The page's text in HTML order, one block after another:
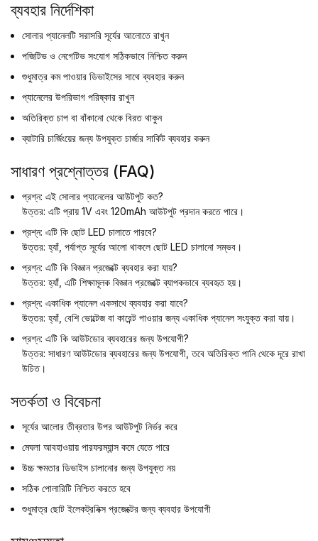
ব্যবহার নির্দেশিকা
সোলার প্যানেলটি সরাসরি সূর্যের আলোতে রাখুন
পজিটিভ ও নেগেটিভ সংযোগ সঠিকভাবে নিশ্চিত করুন
শুধুমাত্র কম পাওয়ার ডিভাইসের সাথে ব্যবহার করুন
প্যানেলের উপরিভাগ পরিষ্কার রাখুন
অতিরিক্ত চাপ বা বাঁকানো থেকে বিরত থাকুন
ব্যাটারি চার্জিংয়ের জন্য উপযুক্ত চার্জার সার্কিট ব্যবহার করুন
সাধারণ প্রশ্নোত্তর (FAQ)
প্রশ্ন: এই সোলার প্যানেলের আউটপুট কত?
উত্তর: এটি প্রায় 1V এবং 120mAh আউটপুট প্রদান করতে পারে।
প্রশ্ন: এটি কি ছোট LED চালাতে পারবে?
উত্তর: হ্যাঁ, পর্যাপ্ত সূর্যের আলো থাকলে ছোট LED চালানো সম্ভব।
প্রশ্ন: এটি কি বিজ্ঞান প্রজেক্টে ব্যবহার করা যায়?
উত্তর: হ্যাঁ, এটি শিক্ষামূলক বিজ্ঞান প্রজেক্টে ব্যাপকভাবে ব্যবহৃত হয়।
প্রশ্ন: একাধিক প্যানেল একসাথে ব্যবহার করা যাবে?
উত্তর: হ্যাঁ, বেশি ভোল্টেজ বা কারেন্ট পাওয়ার জন্য একাধিক প্যানেল সংযুক্ত করা যায়।
প্রশ্ন: এটি কি আউটডোর ব্যবহারের জন্য উপযোগী?
উত্তর: সাধারণ আউটডোর ব্যবহারের জন্য উপযোগী, তবে অতিরিক্ত পানি থেকে দূরে রাখা
উচিত।
সতর্কতা ও বিবেচনা
সূর্যের আলোর তীব্রতার উপর আউটপুট নির্ভর করে
মেঘলা আবহাওয়ায় পারফরম্যান্স কমে যেতে পারে
উচ্চ ক্ষমতার ডিভাইস চালানোর জন্য উপযুক্ত নয়
সঠিক পোলারিটি নিশ্চিত করতে হবে
শুধুমাত্র ছোট ইলেকট্রনিক্স প্রজেক্টের জন্য ব্যবহার উপযোগী